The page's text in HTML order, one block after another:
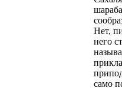
Нет,
него
само